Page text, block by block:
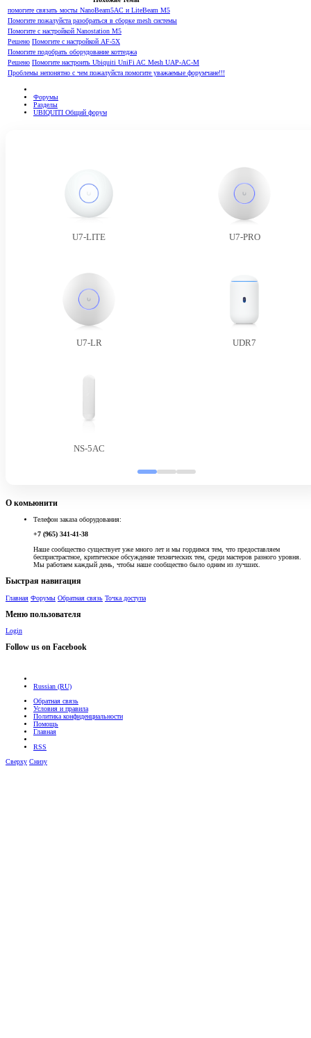
помогите связать мосты NanoBeam5AC и LiteBeam M5
Помогите пожалуйста разобраться в сборке mesh системы
Помогите с настройкой Nanostation M5
Решено Помогите с настройкой AF-5X
Помогите подобрать оборудование коттеджа
Решено Помогите настроить Ubiquiti UniFi AC Mesh UAP-AC-M
Проблемы непонятно с чем пожалуйста помогите уважаемые форумчане!!!
Форумы
Разделы
UBIQUITI Общий форум
U7-LITE U7-PRO
U7-LR UDR7
NS-5AC
О комьюнити
Телефон заказа оборудования:
+7 (965) 341-41-38
Наше сообщество существует уже много лет и мы гордимся тем, что предоставляем
беспристрастное, критическое обсуждение технических тем, среди мастеров разного уровня.
Мы работаем каждый день, чтобы наше сообщество было одним из лучших.
Быстрая навигация
Главная Форумы Обратная связь Точка доступа
Меню пользователя
Login
Follow us on Facebook
Russian (RU)
Обратная связь
Условия и правила
Политика конфиденциальности
Помощь
Главная
RSS
Сверху Снизу